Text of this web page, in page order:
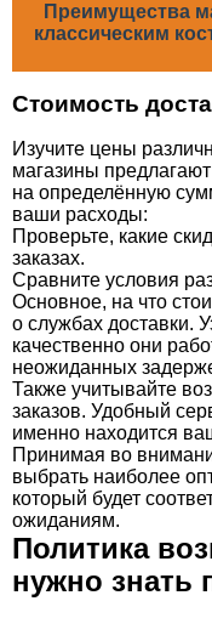
Преимущества
классическим
Стоимость
Изучите цены
магазины
на определённую
ваши расходы:
Проверьте, какие
заказах.
Сравните условия
Основное, на что
о службах доставки.
качественно они
неожиданных
Также учитывайте
заказов. Удобный
именно находится
Принимая во
выбрать наиболее
который будет
ожиданиям.
Политика
нужно знать